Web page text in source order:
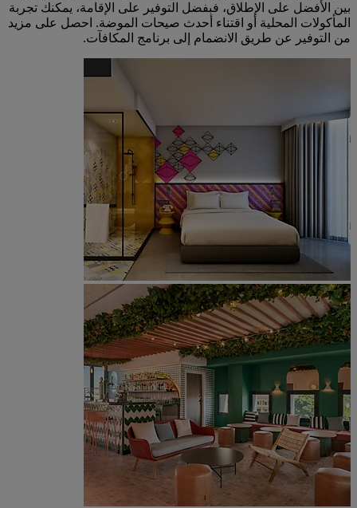
بين الأفضل على الإطلاق، فبفضل التوفير على الإقامة، يمكنك تجربة
المأكولات المحلية أو اقتناء أحدث صيحات الموضة. احصل على مزيد
من التوفير عن طريق الانضمام إلى برنامج المكافآت.